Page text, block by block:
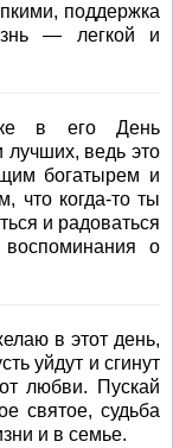
поддержка
— легкой и
в его День
ведь это
богатырем и
что когда-то ты
и радоваться
о
в этот день,
уйдут и сгинут
любви. Пускай
святое, судьба
и в семье.